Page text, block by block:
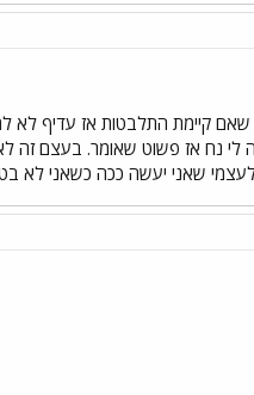
קיימת התלבטות אז עדיף לא
לי נח אז פשוט שאומר. בעצם
שאני יעשה ככה כשאני לא